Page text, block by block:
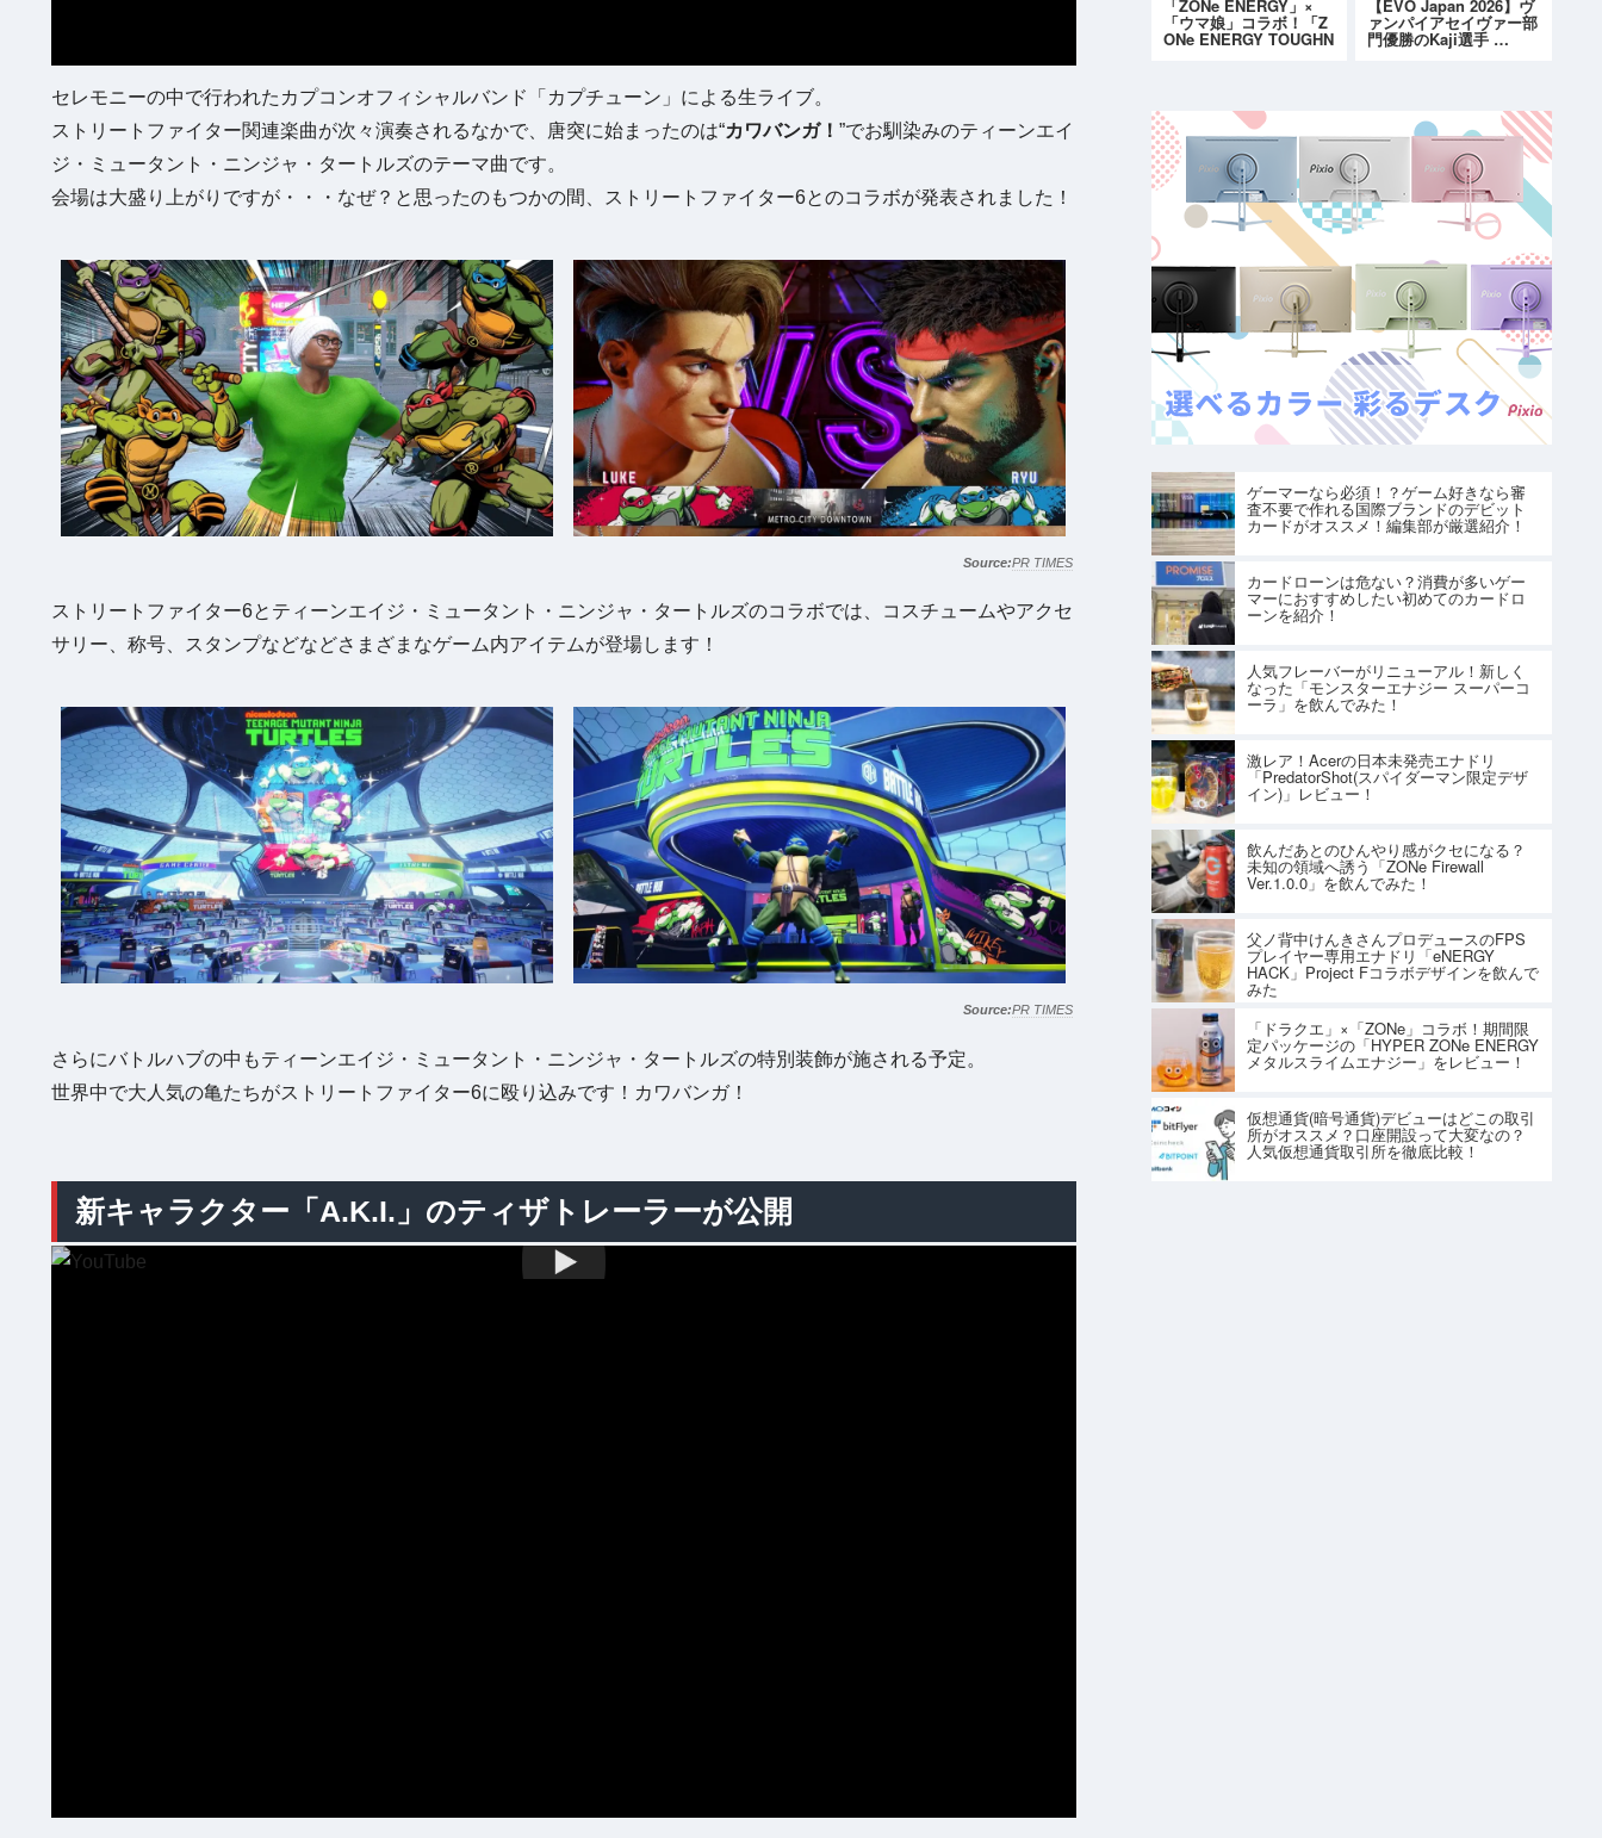
セレモニーの中で行われたカプコンオフィシャルバンド「カプチューン」による生ライブ。
ストリートファイター関連楽曲が次々演奏されるなかで、唐突に始まったのは“カワバンガ！ ”でお馴染みのティーンエイ
ジ・ミュータント・ニンジャ・タートルズのテーマ曲です。
会場は大盛り上がりですが・・・なぜ？と思ったのもつかの間、ストリートファイター6とのコラボが発表されました！
PR TIMES
ストリートファイター6とティーンエイジ・ミュータント・ニンジャ・タートルズのコラボでは、コスチュームやアクセ
サリー、称号、スタンプなどなどさまざまなゲーム内アイテムが登場します！
PR TIMES
さらにバトルハブの中もティーンエイジ・ミュータント・ニンジャ・タートルズの特別装飾が施される予定。
世界中で大人気の亀たちがストリートファイター6に殴り込みです！カワバンガ！
新キャラクター「A.K.I.」のティザトレーラーが公開
「ZONe ENERGY」×
「ウマ娘」コラボ！「Z
ONe ENERGY TOUGHN
【EVO Japan 2026】ヴ
ァンパイアセイヴァー部
門優勝のKaji選手 …
ゲーマーなら必須！？ゲーム好きなら審
査不要で作れる国際ブランドのデビット
カードがオススメ！編集部が厳選紹介！
カードローンは危ない？消費が多いゲー
マーにおすすめしたい初めてのカードロ
ーンを紹介！
人気フレーバーがリニューアル！新しく
なった「モンスターエナジー スーパーコ
ーラ」を飲んでみた！
激レア！Acerの日本未発売エナドリ
「PredatorShot(スパイダーマン限定デザ
イン)」レビュー！
飲んだあとのひんやり感がクセになる？
未知の領域へ誘う「ZONe Firewall
Ver.1.0.0」を飲んでみた！
父ノ背中けんきさんプロデュースのFPS
プレイヤー専用エナドリ「eNERGY
HACK」Project Fコラボデザインを飲んで
みた
「ドラクエ」×「ZONe」コラボ！期間限
定パッケージの「HYPER ZONe ENERGY
メタルスライムエナジー」をレビュー！
仮想通貨(暗号通貨)デビューはどこの取引
所がオススメ？口座開設って大変なの？
人気仮想通貨取引所を徹底比較！